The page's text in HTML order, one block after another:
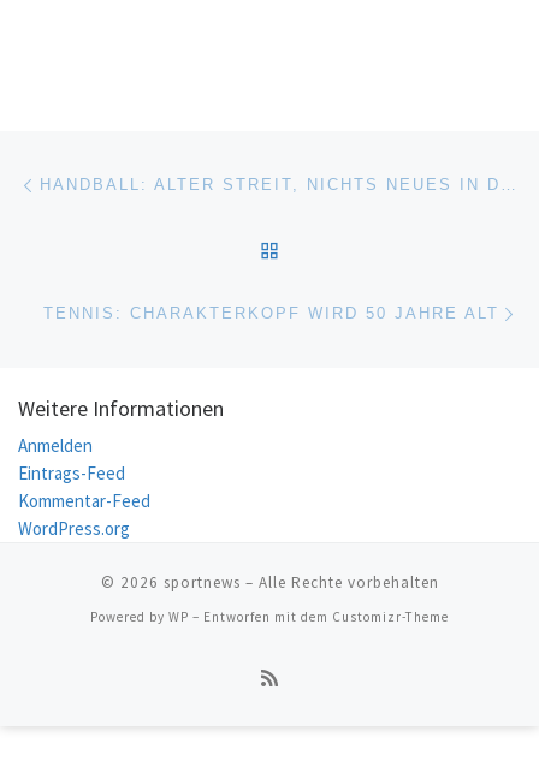
Beitragsnavigation HANDBALL: ALTER STREIT, NICHTS NEUES IN DER SACHE
TENNIS: CHARAKTERKOPF WIRD 50 JAHRE ALT
Weitere Informationen
Anmelden
Eintrags-Feed
Kommentar-Feed
WordPress.org
© 2026 sportnews – Alle Rechte vorbehalten
Powered by WP – Entworfen mit dem Customizr-Theme